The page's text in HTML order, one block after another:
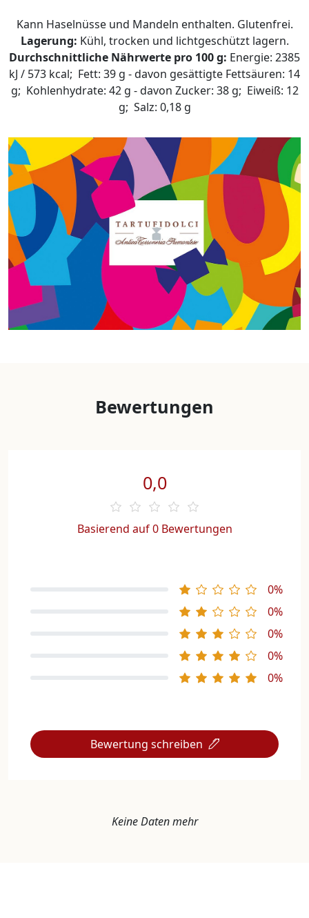
Kann Haselnüsse und Mandeln enthalten. Glutenfrei.
Lagerung: Kühl, trocken und lichtgeschützt lagern.
Durchschnittliche Nährwerte pro 100 g: Energie: 2385
kJ / 573 kcal; Fett: 39 g - davon gesättigte Fettsäuren: 14
g; Kohlenhydrate: 42 g - davon Zucker: 38 g; Eiweiß: 12
g; Salz: 0,18 g
Bewertungen
0,0
Basierend auf 0 Bewertungen
0%
0%
0%
0%
0%
Bewertung schreiben
Keine Daten mehr